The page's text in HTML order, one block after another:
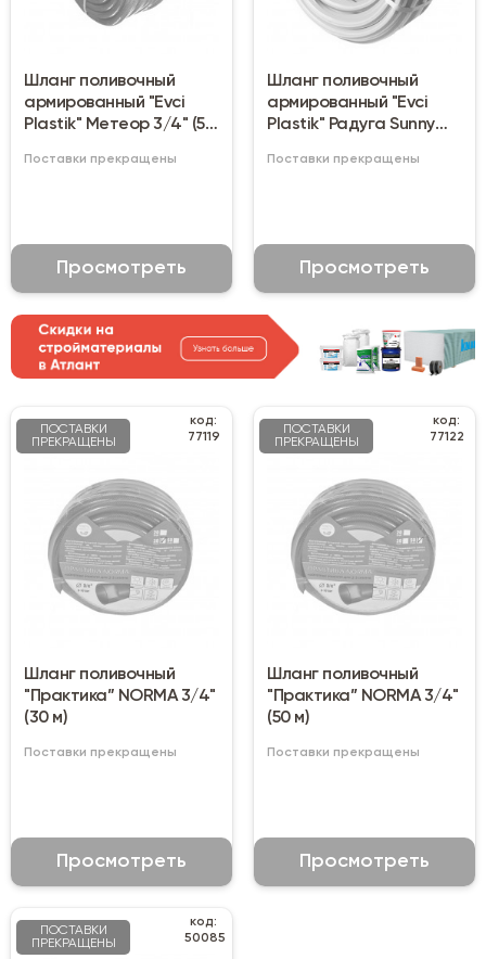
Шланг поливочный
армированный "Evci
Plastik" Метеор 3/4" (50
Поставки прекращены
Просмотреть
Шланг поливочный
армированный "Evci
Plastik" Радуга Sunny
Поставки прекращены
Просмотреть
ПОСТАВКИ
ПРЕКРАЩЕНЫ
код:
77119
Шланг поливочный
"Практика” NORMA 3/4"
(30 м)
Поставки прекращены
Просмотреть
ПОСТАВКИ
ПРЕКРАЩЕНЫ
код:
77122
Шланг поливочный
"Практика” NORMA 3/4"
(50 м)
Поставки прекращены
Просмотреть
ПОСТАВКИ
ПРЕКРАЩЕНЫ
код:
50085